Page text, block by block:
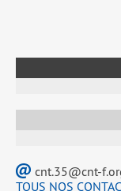
cnt.35@cnt-
TOUS NOS